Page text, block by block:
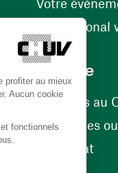
Votre
International
Carrière
Carrières au
Nos postes
Bénévolat